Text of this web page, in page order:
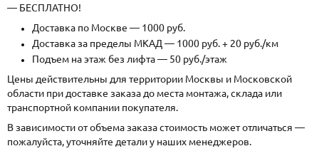
— БЕСПЛАТНО!
Доставка по Москве — 1000 руб.
Доставка за пределы МКАД — 1000 руб. + 20 руб./км
Подъем на этаж без лифта — 50 руб./этаж
Цены действительны для территории Москвы и Московской
области при доставке заказа до места монтажа, склада или
транспортной компании покупателя.
В зависимости от объема заказа стоимость может отличаться —
пожалуйста, уточняйте детали у наших менеджеров.